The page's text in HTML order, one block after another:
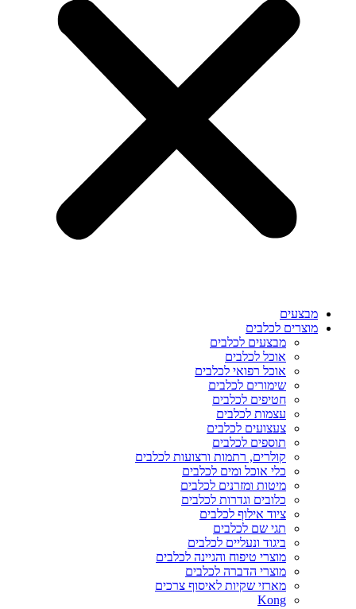
מבצעים
מוצרים לכלבים
מבצעים לכלבים
אוכל לכלבים
אוכל רפואי לכלבים
שימורים לכלבים
חטיפים לכלבים
עצמות לכלבים
צעצועים לכלבים
תוספים לכלבים
קולרים, רתמות ורצועות לכלבים
כלי אוכל ומים לכלבים
מיטות ומזרנים לכלבים
כלובים וגדרות לכלבים
ציוד אילוף לכלבים
תגי שם לכלבים
ביגוד ונעליים לכלבים
מוצרי טיפוח והגיינה לכלבים
מוצרי הדברה לכלבים
מארזי שקיות לאיסוף צרכים
Kong